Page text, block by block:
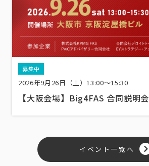
募集中
2026年9月26日（土）13:00〜15:30
【大阪会場】Big4FAS 合同説明会
イベント一覧へ